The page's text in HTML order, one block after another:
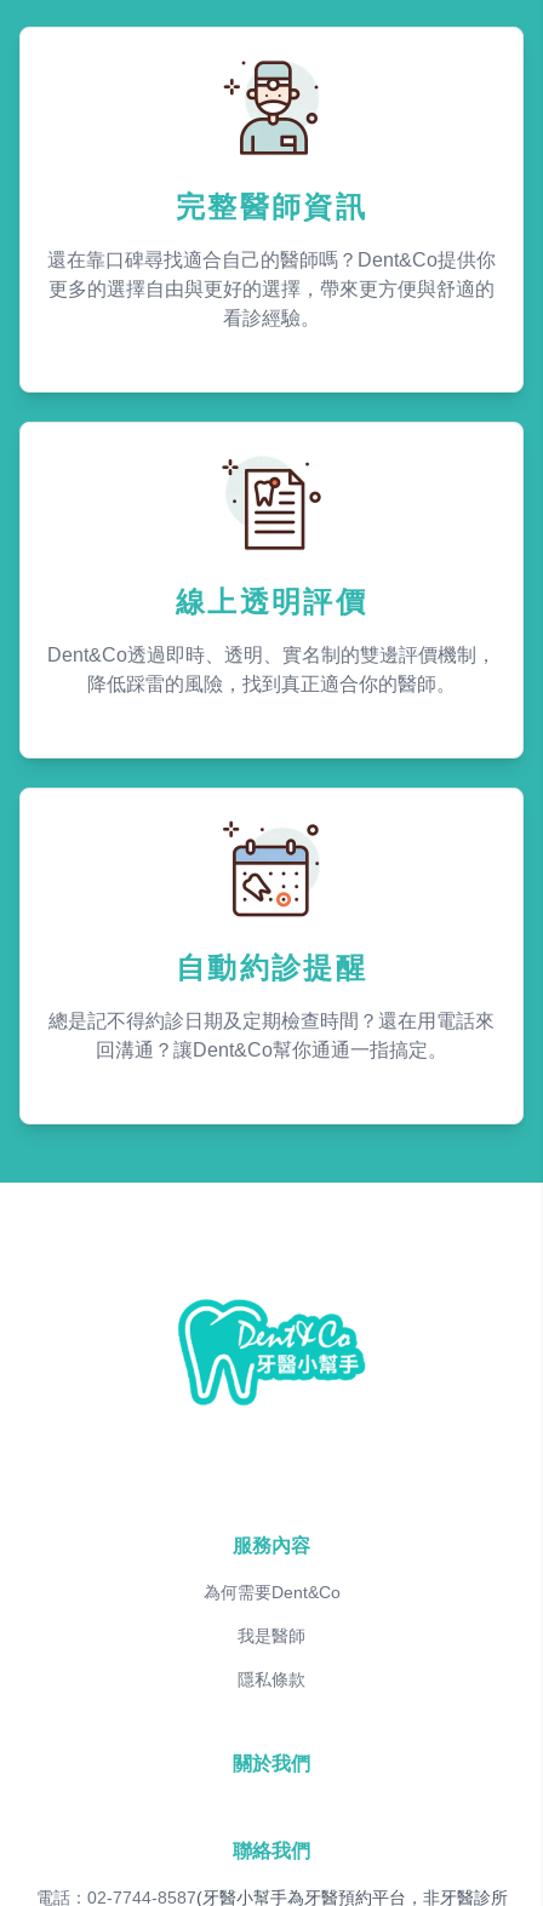
完整醫師資訊
還在靠口碑尋找適合自己的醫師嗎？Dent&Co提供你
更多的選擇自由與更好的選擇，帶來更方便與舒適的
看診經驗。
線上透明評價
Dent&Co透過即時、透明、實名制的雙邊評價機制，
降低踩雷的風險，找到真正適合你的醫師。
自動約診提醒
總是記不得約診日期及定期檢查時間？還在用電話來
回溝通？讓Dent&Co幫你通通一指搞定。
服務內容
為何需要Dent&Co
我是醫師
隱私條款
關於我們
聯絡我們
電話：02-7744-8587(牙醫小幫手為牙醫預約平台，非牙醫診所